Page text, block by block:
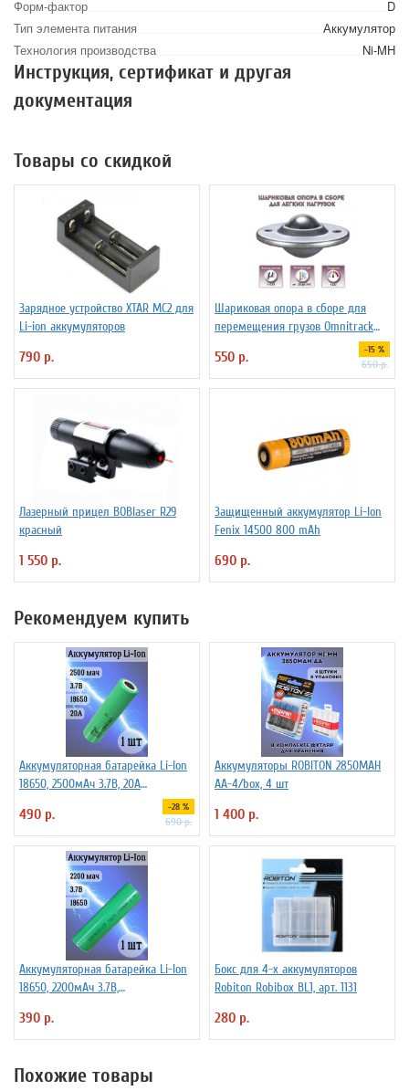
Форм-фактор
D
Тип элемента питания
Аккумулятор
Технология производства
Ni-MH
Инструкция, сертификат и другая
документация
Товары со скидкой
Зарядное устройство XTAR MC2 для
Li-ion аккумуляторов
790 р.
Шариковая опора в сборе для
перемещения грузов Omnitrack
550 р. -15 %
650 р.
Лазерный прицел BOBlaser R29
красный
1 550 р.
Защищенный аккумулятор Li-Ion
Fenix 14500 800 mAh
690 р.
Рекомендуем купить
Аккумуляторная батарейка Li-Ion
18650, 2500мАч 3.7В, 20A
490 р. -28 %
690 р.
Аккумуляторы ROBITON 2850MAH
AA-4/box, 4 шт
1 400 р.
Аккумуляторная батарейка Li-Ion
18650, 2200мАч 3.7В,
390 р.
Бокс для 4-х аккумуляторов
Robiton Robibox BL1, арт. 1131
280 р.
Похожие товары